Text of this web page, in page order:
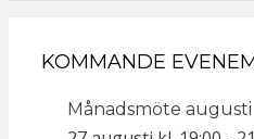
KOMMANDE
Månadsmöte augusti